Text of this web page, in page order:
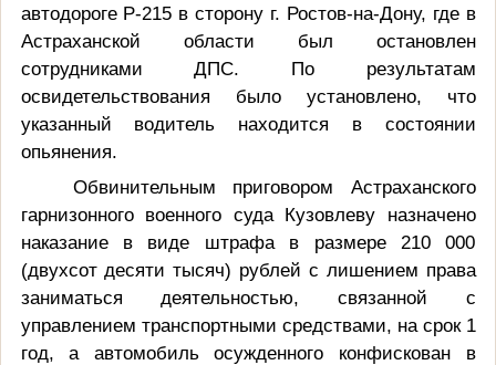
автодороге Р-215 в сторону г. Ростов-на-Дону, где в
Астраханской области был остановлен
сотрудниками ДПС. По результатам
освидетельствования было установлено, что
указанный водитель находится в состоянии
опьянения.
Обвинительным приговором Астраханского
гарнизонного военного суда Кузовлеву назначено
наказание в виде штрафа в размере 210 000
(двухсот десяти тысяч) рублей с лишением права
заниматься деятельностью, связанной с
управлением транспортными средствами, на срок 1
год, а автомобиль осужденного конфискован в